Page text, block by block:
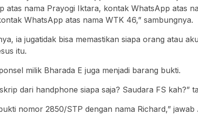
atas nama Prayogi Iktara, kontak WhatsApp atas
WhatsApp atas nama WTK 46,” sambungnya.
ia jugatidak bisa memastikan siapa orang atau
itu.
milik Bharada E juga menjadi barang bukti.
dari handphone siapa saja? Saudara FS kah?”
nomor 2850/STP dengan nama Richard,” jawab